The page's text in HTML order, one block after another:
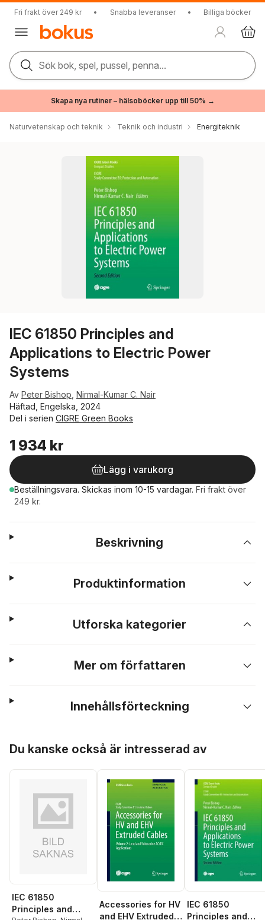
Fri frakt över 249 kr • Snabba leveranser • Billiga böcker
Sök bok, spel, pussel, penna...
Skapa nya rutiner – hälsoböcker upp till 50% →
Naturvetenskap och teknik Teknik och industri Energiteknik
IEC 61850 Principles and
Applications to Electric Power
Systems
Av Peter Bishop Nirmal-Kumar C. Nair
Häftad, Engelska, 2024
Del i serien CIGRE Green Books
1 934 kr
Lägg i varukorg
Beställningsvara. Skickas inom 10-15 vardagar. Fri frakt över
249 kr.
Beskrivning
Produktinformation
Utforska kategorier
Mer om författaren
Innehållsförteckning
Du kanske också är intresserad av
IEC 61850
Principles and
Accessories for HV
and EHV Extruded
IEC 61850
Principles and